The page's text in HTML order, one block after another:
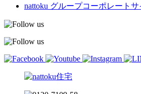
nattoku グループコーポレートサ